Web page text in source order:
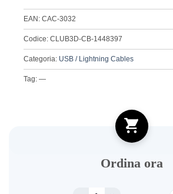
EAN: CAC-3032
Codice: CLUB3D-CB-1448397
Categoria: USB / Lightning Cables
Tag: —
Ordina ora